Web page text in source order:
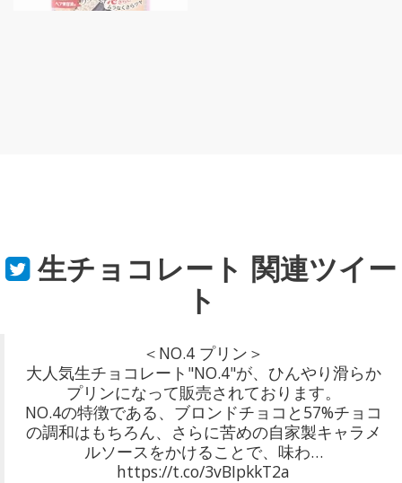
生チョコレート 関連ツイー
ト
＜NO.4 プリン＞
大人気生チョコレート"NO.4"が、ひんやり滑らか
プリンになって販売されております。
NO.4の特徴である、ブロンドチョコと57%チョコ
の調和はもちろん、さらに苦めの自家製キャラメ
ルソースをかけることで、味わ…
https://t.co/3vBIpkkT2a